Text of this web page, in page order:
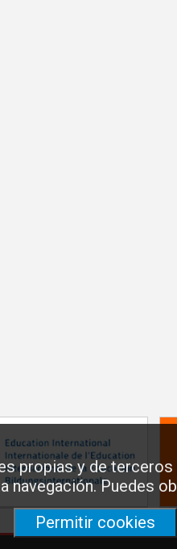
propias y de
navegación. Puedes
Permitir cookies